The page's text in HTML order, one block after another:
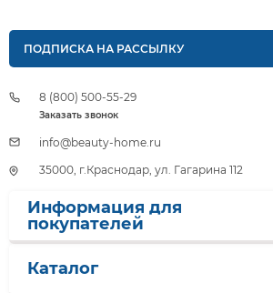
ПОДПИСКА НА РАССЫЛКУ
8 (800) 500-55-29
Заказать звонок
info@beauty-home.ru
35000, г.Краснодар, ул. Гагарина 112
Информация для
покупателей
Каталог